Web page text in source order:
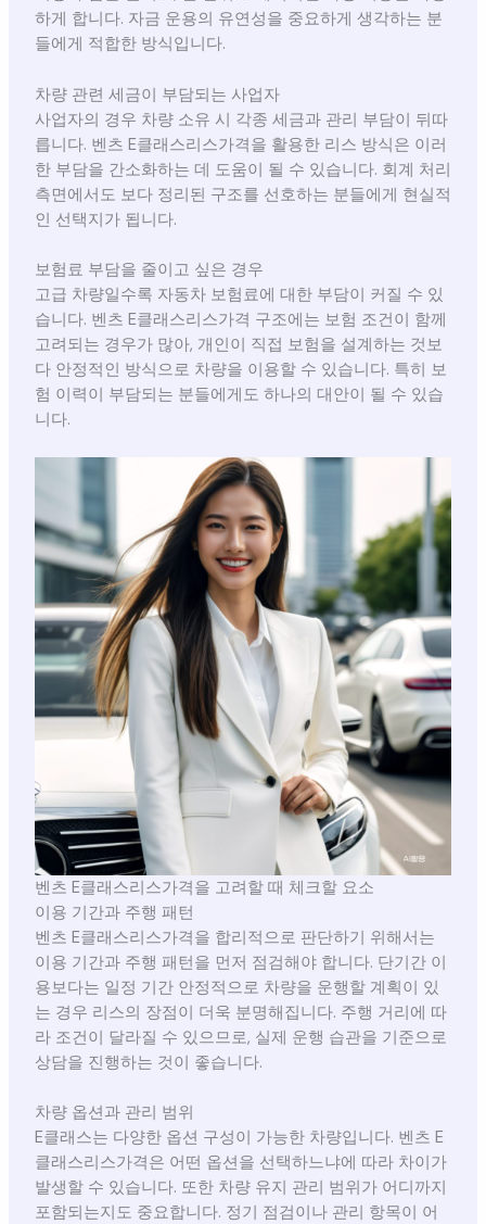
하게 합니다. 자금 운용의 유연성을 중요하게 생각하는 분
들에게 적합한 방식입니다.
차량 관련 세금이 부담되는 사업자
사업자의 경우 차량 소유 시 각종 세금과 관리 부담이 뒤따
릅니다. 벤츠 E클래스리스가격을 활용한 리스 방식은 이러
한 부담을 간소화하는 데 도움이 될 수 있습니다. 회계 처리
측면에서도 보다 정리된 구조를 선호하는 분들에게 현실적
인 선택지가 됩니다.
보험료 부담을 줄이고 싶은 경우
고급 차량일수록 자동차 보험료에 대한 부담이 커질 수 있
습니다. 벤츠 E클래스리스가격 구조에는 보험 조건이 함께
고려되는 경우가 많아, 개인이 직접 보험을 설계하는 것보
다 안정적인 방식으로 차량을 이용할 수 있습니다. 특히 보
험 이력이 부담되는 분들에게도 하나의 대안이 될 수 있습
니다.
벤츠 E클래스리스가격을 고려할 때 체크할 요소
이용 기간과 주행 패턴
벤츠 E클래스리스가격을 합리적으로 판단하기 위해서는
이용 기간과 주행 패턴을 먼저 점검해야 합니다. 단기간 이
용보다는 일정 기간 안정적으로 차량을 운행할 계획이 있
는 경우 리스의 장점이 더욱 분명해집니다. 주행 거리에 따
라 조건이 달라질 수 있으므로, 실제 운행 습관을 기준으로
상담을 진행하는 것이 좋습니다.
차량 옵션과 관리 범위
E클래스는 다양한 옵션 구성이 가능한 차량입니다. 벤츠 E
클래스리스가격은 어떤 옵션을 선택하느냐에 따라 차이가
발생할 수 있습니다. 또한 차량 유지 관리 범위가 어디까지
포함되는지도 중요합니다. 정기 점검이나 관리 항목이 어